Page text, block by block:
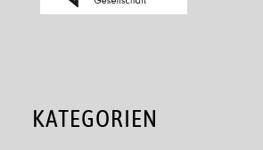
KATEGORIEN